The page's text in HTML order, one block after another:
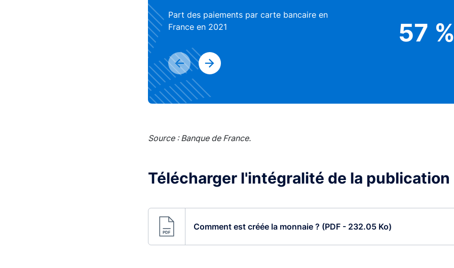
57
Part des paiements par carte bancaire en
France en 2021
Source : Banque de France.
Télécharger l'intégralité de la publication
Comment est créée la monnaie ? (PDF - 232.05 Ko)